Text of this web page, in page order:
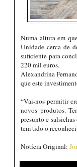
Numa altura em
Unidade cerca de
suficiente para
220 mil euros.
Alexandrina
que este
“Vai-nos permitir
novos produtos.
presunto e
tem tido o
Notícia Original: